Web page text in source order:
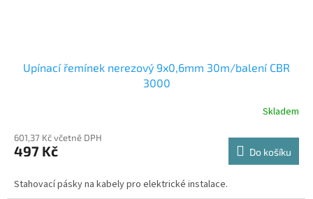
Upínací řemínek nerezový 9x0,6mm 30m/balení CBR
3000
Skladem
601,37 Kč včetně DPH
497 Kč Do košíku
Stahovací pásky na kabely pro elektrické instalace.